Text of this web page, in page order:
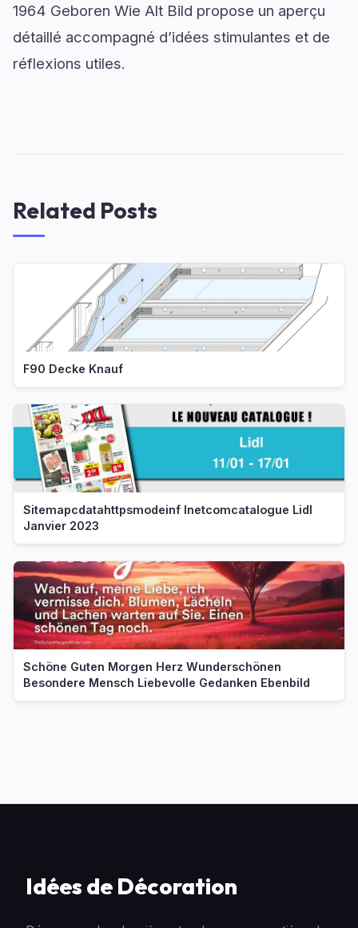
1964 Geboren Wie Alt Bild propose un aperçu
détaillé accompagné d’idées stimulantes et de
réflexions utiles.
Related Posts
F90 Decke Knauf
Sitemapcdatahttpsmodeinf Inetcomcatalogue Lidl
Janvier 2023
Schöne Guten Morgen Herz Wunderschönen
Besondere Mensch Liebevolle Gedanken Ebenbild
Idées de Décoration